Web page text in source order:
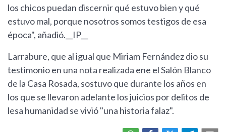
los chicos puedan discernir qué estuvo bien y qué
estuvo mal, porque nosotros somos testigos de esa
época", añadió.__IP__
Larrabure, que al igual que Miriam Fernández dio su
testimonio en una nota realizada ene el Salón Blanco
de la Casa Rosada, sostuvo que durante los años en
los que se llevaron adelante los juicios por delitos de
lesa humanidad se vivió "una historia falaz".